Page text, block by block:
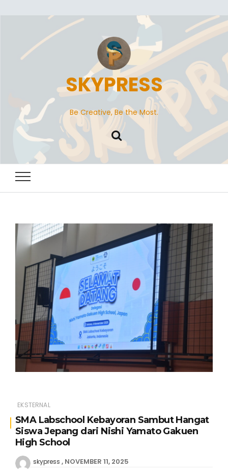
SKYPRESS
Be Creative, Be the Most.
EKSTERNAL
SMA Labschool Kebayoran Sambut Hangat
Siswa Jepang dari Nishi Yamato Gakuen
High School
skypress NOVEMBER 11, 2025